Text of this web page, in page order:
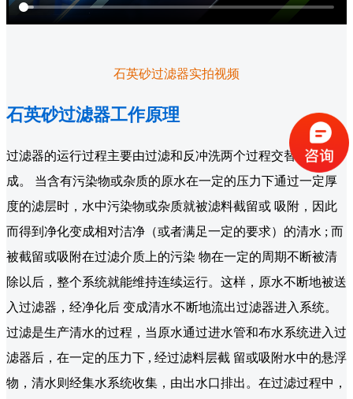
石英砂过滤器实拍视频
石英砂过滤器工作原理
过滤器的运行过程主要由过滤和反冲洗两个过程交替循环组
成。 当含有污染物或杂质的原水在一定的压力下通过一定厚
度的滤层时，水中污染物或杂质就被滤料截留或 吸附，因此
而得到净化变成相对洁净（或者满足一定的要求）的清水 ; 而
被截留或吸附在过滤介质上的污染 物在一定的周期不断被清
除以后，整个系统就能维持连续运行。这样，原水不断地被送
入过滤器，经净化后 变成清水不断地流出过滤器进入系统。
过滤是生产清水的过程，当原水通过进水管和布水系统进入过
滤器后，在一定的压力下 , 经过滤料层截 留或吸附水中的悬浮
物，清水则经集水系统收集，由出水口排出。在过滤过程中，